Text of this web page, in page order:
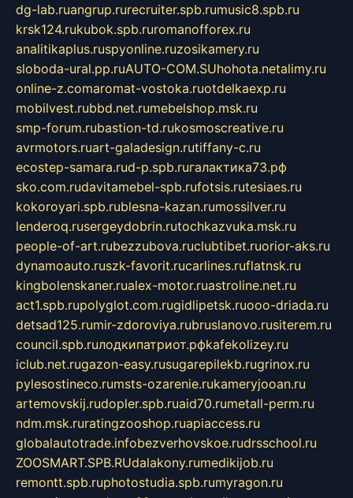
dg-lab.ruangrup.rurecruiter.spb.rumusic8.spb.ru
krsk124.rukubok.spb.ruromanofforex.ru
analitikaplus.ruspyonline.ruzosikamery.ru
sloboda-ural.pp.ruAUTO-COM.SUhohota.netalimy.ru
online-z.comaromat-vostoka.ruotdelkaexp.ru
mobilvest.rubbd.net.rumebelshop.msk.ru
smp-forum.rubastion-td.rukosmoscreative.ru
avrmotors.ruart-galadesign.rutiffany-c.ru
ecostep-samara.rud-p.spb.ruгалактика73.рф
sko.com.rudavitamebel-spb.rufotsis.rutesiaes.ru
kokoroyari.spb.rublesna-kazan.rumossilver.ru
lenderoq.rusergeydobrin.rutochkazvuka.msk.ru
people-of-art.rubezzubova.ruclubtibet.ruorior-aks.ru
dynamoauto.ruszk-favorit.rucarlines.ruflatnsk.ru
kingbolenskaner.rualex-motor.ruastroline.net.ru
act1.spb.rupolyglot.com.rugidlipetsk.ruooo-driada.ru
detsad125.rumir-zdoroviya.rubruslanovo.rusiterem.ru
council.spb.ruлодкипатриот.рфkafekolizey.ru
iclub.net.rugazon-easy.rusugarepilekb.rugrinox.ru
pylesostineco.rumsts-ozarenie.rukameryjooan.ru
artemovskij.rudopler.spb.ruaid70.rumetall-perm.ru
ndm.msk.ruratingzooshop.ruapiaccess.ru
globalautotrade.infobezverhovskoe.rudrsschool.ru
ZOOSMART.SPB.RUdalakony.rumedikijob.ru
remontt.spb.ruphotostudia.spb.rumyragon.ru